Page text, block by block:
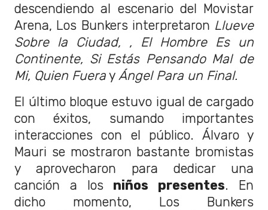
descendiendo al escenario del Movistar
Arena, Los Bunkers interpretaron Llueve
Sobre la Ciudad, , El Hombre Es un
Continente, Si Estás Pensando Mal de
Mi, Quien Fuera y Ángel Para un Final.
El último bloque estuvo igual de cargado
con éxitos, sumando importantes
interacciones con el público. Álvaro y
Mauri se mostraron bastante bromistas
y aprovecharon para dedicar una
canción a los niños presentes. En
dicho momento, Los Bunkers